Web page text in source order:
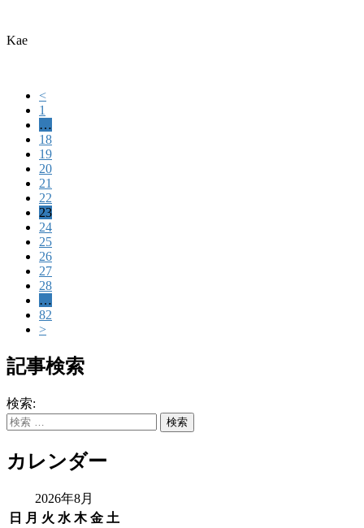
Kae
<
1
…
18
19
20
21
22
23
24
25
26
27
28
…
82
>
記事検索
検索:
カレンダー
2026年8月
日
月 火 水 木 金 土